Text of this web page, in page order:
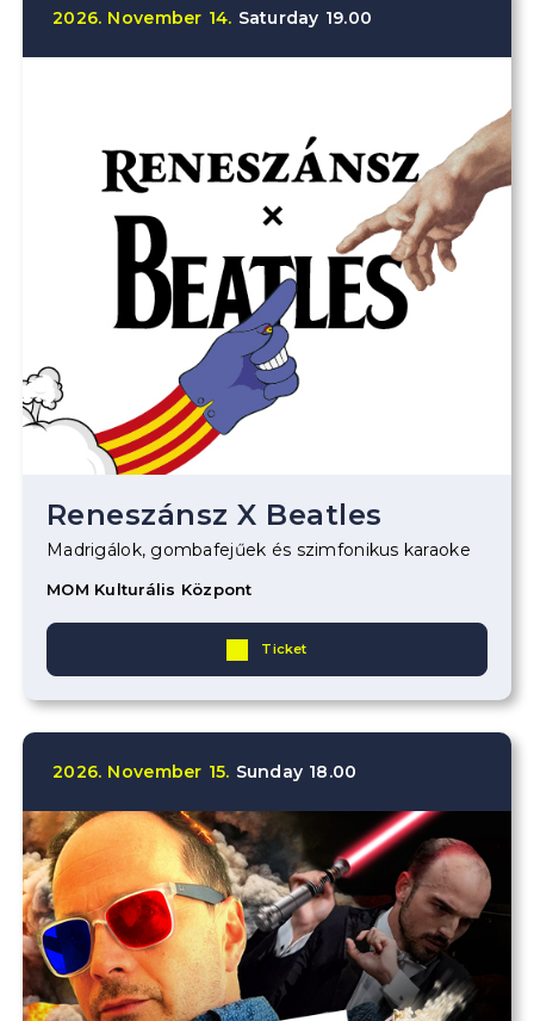
2026. November 14. Saturday 19.00
Reneszánsz X Beatles
Madrigálok, gombafejűek és szimfonikus karaoke
MOM Kulturális Központ
Ticket
2026. November 15. Sunday 18.00